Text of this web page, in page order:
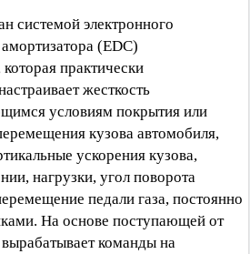
системой электронного
(EDC)
практически
жесткость
условиям покрытия или
кузова автомобиля,
ускорения кузова,
нагрузки, угол поворота
педали газа, постоянно
На основе поступающей от
команды на